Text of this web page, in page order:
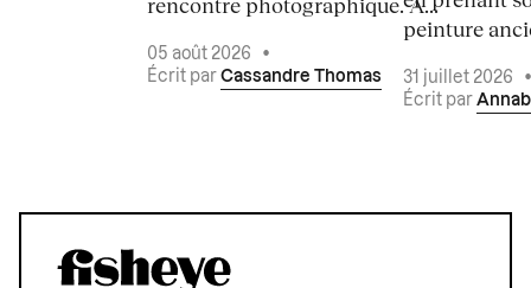
rencontre photographique. À...
05 août 2026
•
Écrit par Cassandre Thomas
peinture
31 juillet 2026
Écrit par